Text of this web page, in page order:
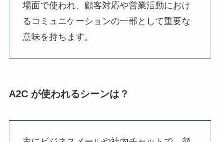
場面で使われ、顧客対応や営業活動におけ
るコミュニケーションの一部として重要な
意味を持ちます。
A2C が使われるシーンは？